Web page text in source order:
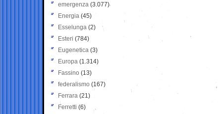
emergenza (3.077)
Energia (45)
Esselunga (2)
Esteri (784)
Eugenetica (3)
Europa (1.314)
Fassino (13)
federalismo (167)
Ferrara (21)
Ferretti (6)